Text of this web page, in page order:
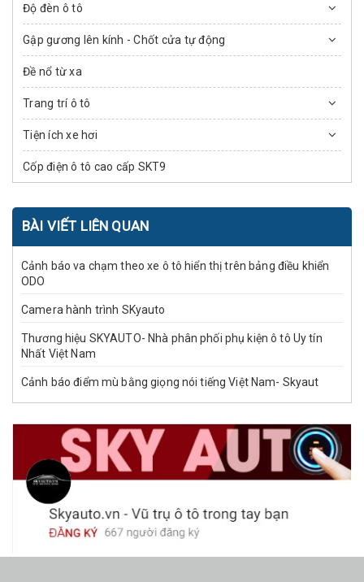
Độ đèn ô tô
Gập gương lên kính - Chốt cửa tự động
Đề nổ từ xa
Trang trí ô tô
Tiện ích xe hơi
Cốp điện ô tô cao cấp SKT9
BÀI VIẾT LIÊN QUAN
Cảnh báo va chạm theo xe ô tô hiển thị trên bảng điều khiển
ODO
Camera hành trình SKyauto
Thương hiệu SKYAUTO- Nhà phân phối phụ kiện ô tô Uy tín
Nhất Việt Nam
Cảnh báo điểm mù bằng giọng nói tiếng Việt Nam- Skyaut